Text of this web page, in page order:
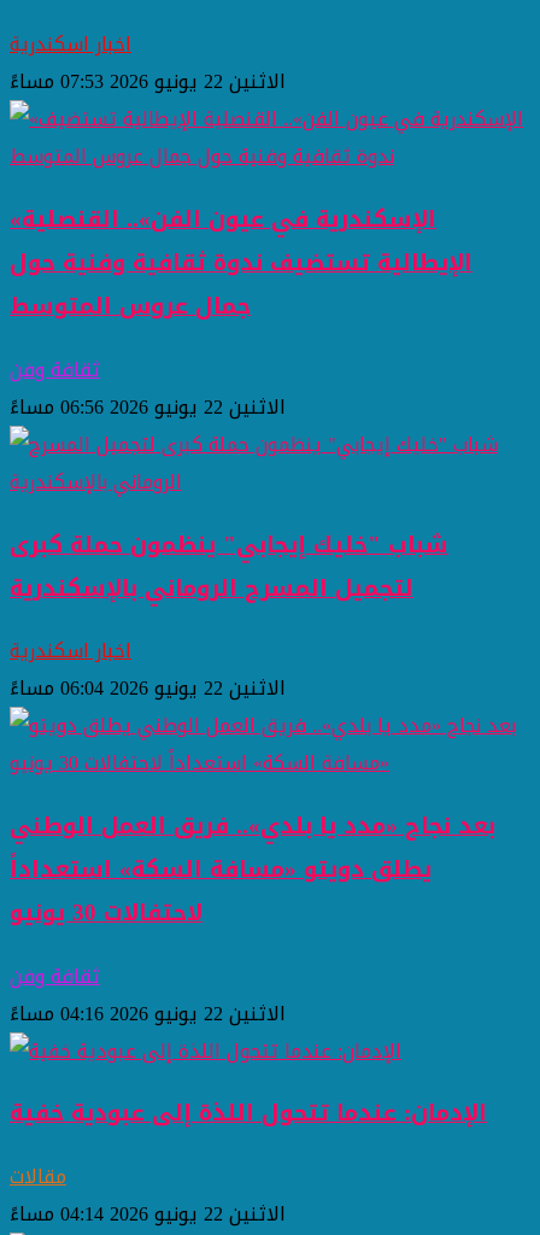
اخبار اسكندرية
الاثنين 22 يونيو 2026 07:53 مساءً
«الإسكندرية في عيون الفن».. القنصلية
الإيطالية تستضيف ندوة ثقافية وفنية حول
جمال عروس المتوسط
ثقافة وفن
الاثنين 22 يونيو 2026 06:56 مساءً
شباب "خليك إيجابي" ينظمون حملة كبرى
لتجميل المسرح الروماني بالإسكندرية
اخبار اسكندرية
الاثنين 22 يونيو 2026 06:04 مساءً
بعد نجاح «مدد يا بلدي».. فريق العمل الوطني
يطلق دويتو «مسافة السكة» استعداداً
لاحتفالات 30 يونيو
ثقافة وفن
الاثنين 22 يونيو 2026 04:16 مساءً
الإدمان: عندما تتحول اللذة إلى عبودية خفية
مقالات
الاثنين 22 يونيو 2026 04:14 مساءً